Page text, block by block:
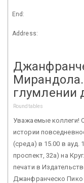
End:
Address:
глумлении
Roundtables
Уважаемые коллеги!
истории
(среда) в 15.00 в ауд.
проспект, 32а) на
печати в
Джанфранческо Пико